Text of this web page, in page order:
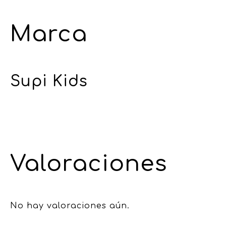
Marca
Supi Kids
Valoraciones
No hay valoraciones aún.